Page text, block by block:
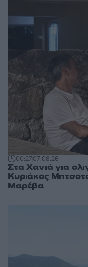
00:2707.08.26
Στα Χανιά για
Κυριάκος
Μαρέβα